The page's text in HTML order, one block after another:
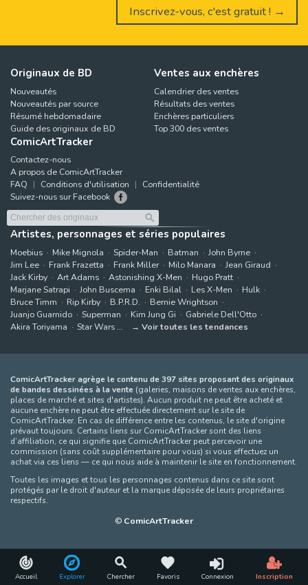
Accueil Explorer Chercher Favoris Connexion Inscription
Inscrivez-vous, c'est gratuit ! →
Originaux de BD
Nouveautés
Nouveautés par source
Résumé hebdomadaire
Guide des originaux de BD
Ventes aux enchères
Calendrier des ventes
Résultats des ventes
Enchères particuliers
Top 300 des ventes
ComicArtTracker
Contactez-nous
A propos de ComicArtTracker
FAQ
Conditions d'utilisation
Confidentialité
Suivez-nous sur Facebook
Artistes, personnages et séries populaires
Moebius Mike Mignola Spider-Man Batman
John Byrne
Jim Lee
Frank Frazetta Frank Miller Milo Manara
Jean Giraud
Jack Kirby
Art Adams Astonishing X-Men
Hugo Pratt
Marjane Satrapi
John Buscema Enki Bilal Les X-Men
Hulk
Bruce Timm
Rip Kirby B.P.R.D.
Bernie Wrightson
Juanjo Guarnido
Superman Kim Jung Gi
Gabriele Dell'Otto
Akira Toriyama
Star Wars Voir toutes les tendances
ComicArtTracker agrège le contenu de 397 sites proposant des originaux
de bandes dessinées à la vente (galeries, maisons de ventes aux enchères,
places de marché et sites d'artistes). Aucun produit ne peut être acheté et
aucune enchère ne peut être effectuée directement sur le site de
ComicArtTracker. En cas de différence entre les contenus, le site d'origine
prévaut toujours. Certains liens sur ComicArtTracker sont des liens
d’affiliation, ce qui signifie que ComicArtTracker peut percevoir une
commission (sans coût supplémentaire pour vous) si vous effectuez un
achat via ces liens — ce qui nous aide à maintenir le site en fonctionnement.
Toutes les images et tous les personnages contenus dans ce site sont
protégés par le droit d'auteur et la marque déposée de leurs propriétaires
respectifs.
© ComicArtTracker